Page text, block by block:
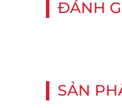
ĐÁNH
SẢN